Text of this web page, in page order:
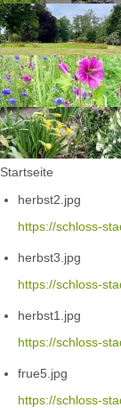
Startseite
herbst2.jpg
https://schloss-
herbst3.jpg
https://schloss-
herbst1.jpg
https://schloss-
frue5.jpg
https://schloss-